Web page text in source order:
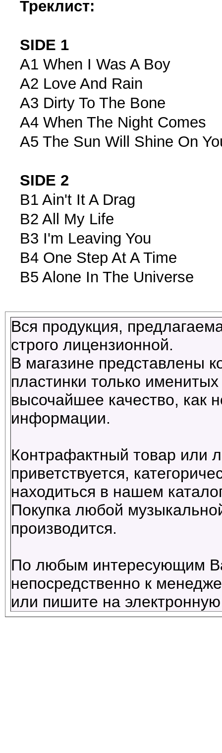
Треклист:
SIDE 1
A1 When I Was A Boy
A2 Love And Rain
A3 Dirty To The Bone
A4 When The Night Comes
A5 The Sun Will Shine On
SIDE 2
B1 Ain't It A Drag
B2 All My Life
B3 I'm Leaving You
B4 One Step At A Time
B5 Alone In The Universe
Вся продукция,
строго лицензионной.
В магазине представлены
пластинки только
высочайшее качество, как
информации.
Контрафактный товар или
приветствуется,
находиться в нашем
Покупка любой
производится.
По любым интересующим
непосредственно к
или пишите на